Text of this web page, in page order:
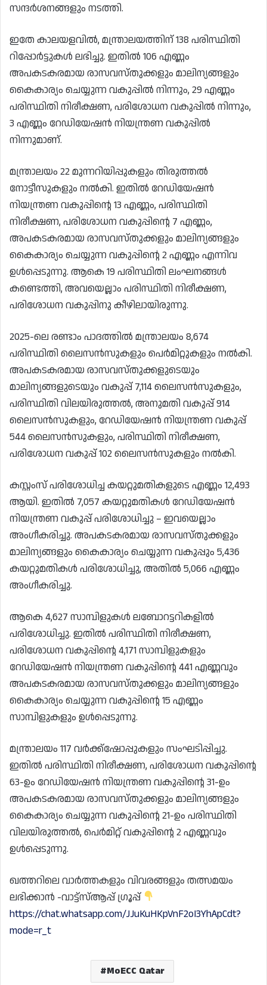
സന്ദർശനങ്ങളും നടത്തി.
ഇതേ കാലയളവിൽ, മന്ത്രാലയത്തിന് 138 പരിസ്ഥിതി
റിപ്പോർട്ടുകൾ ലഭിച്ചു. ഇതിൽ 106 എണ്ണം
അപകടകരമായ രാസവസ്തുക്കളും മാലിന്യങ്ങളും
കൈകാര്യം ചെയ്യുന്ന വകുപ്പിൽ നിന്നും, 29 എണ്ണം
പരിസ്ഥിതി നിരീക്ഷണ, പരിശോധന വകുപ്പിൽ നിന്നും,
3 എണ്ണം റേഡിയേഷൻ നിയന്ത്രണ വകുപ്പിൽ
നിന്നുമാണ്.
മന്ത്രാലയം 22 മുന്നറിയിപ്പുകളും തിരുത്തൽ
നോട്ടീസുകളും നൽകി. ഇതിൽ റേഡിയേഷൻ
നിയന്ത്രണ വകുപ്പിന്റെ 13 എണ്ണം, പരിസ്ഥിതി
നിരീക്ഷണ, പരിശോധന വകുപ്പിന്റെ 7 എണ്ണം,
അപകടകരമായ രാസവസ്തുക്കളും മാലിന്യങ്ങളും
കൈകാര്യം ചെയ്യുന്ന വകുപ്പിന്റെ 2 എണ്ണം എന്നിവ
ഉൾപ്പെടുന്നു. ആകെ 19 പരിസ്ഥിതി ലംഘനങ്ങൾ
കണ്ടെത്തി, അവയെല്ലാം പരിസ്ഥിതി നിരീക്ഷണ,
പരിശോധന വകുപ്പിനു കീഴിലായിരുന്നു.
2025-ലെ രണ്ടാം പാദത്തിൽ മന്ത്രാലയം 8,674
പരിസ്ഥിതി ലൈസൻസുകളും പെർമിറ്റുകളും നൽകി.
അപകടകരമായ രാസവസ്തുക്കളുടെയും
മാലിന്യങ്ങളുടെയും വകുപ്പ് 7,114 ലൈസൻസുകളും,
പരിസ്ഥിതി വിലയിരുത്തൽ, അനുമതി വകുപ്പ് 914
ലൈസൻസുകളും, റേഡിയേഷൻ നിയന്ത്രണ വകുപ്പ്
544 ലൈസൻസുകളും, പരിസ്ഥിതി നിരീക്ഷണ,
പരിശോധന വകുപ്പ് 102 ലൈസൻസുകളും നൽകി.
കസ്റ്റംസ് പരിശോധിച്ച കയറ്റുമതികളുടെ എണ്ണം 12,493
ആയി. ഇതിൽ 7,057 കയറ്റുമതികൾ റേഡിയേഷൻ
നിയന്ത്രണ വകുപ്പ് പരിശോധിച്ചു – ഇവയെല്ലാം
അംഗീകരിച്ചു. അപകടകരമായ രാസവസ്തുക്കളും
മാലിന്യങ്ങളും കൈകാര്യം ചെയ്യുന്ന വകുപ്പും 5,436
കയറ്റുമതികൾ പരിശോധിച്ചു, അതിൽ 5,066 എണ്ണം
അംഗീകരിച്ചു.
ആകെ 4,627 സാമ്പിളുകൾ ലബോറട്ടറികളിൽ
പരിശോധിച്ചു. ഇതിൽ പരിസ്ഥിതി നിരീക്ഷണ,
പരിശോധന വകുപ്പിന്റെ 4,171 സാമ്പിളുകളും
റേഡിയേഷൻ നിയന്ത്രണ വകുപ്പിന്റെ 441 എണ്ണവും
അപകടകരമായ രാസവസ്തുക്കളും മാലിന്യങ്ങളും
കൈകാര്യം ചെയ്യുന്ന വകുപ്പിന്റെ 15 എണ്ണം
സാമ്പിളുകളും ഉൾപ്പെടുന്നു.
മന്ത്രാലയം 117 വർക്ക്ഷോപ്പുകളും സംഘടിപ്പിച്ചു.
ഇതിൽ പരിസ്ഥിതി നിരീക്ഷണ, പരിശോധന വകുപ്പിന്റെ
63-ഉം റേഡിയേഷൻ നിയന്ത്രണ വകുപ്പിന്റെ 31-ഉം
അപകടകരമായ രാസവസ്തുക്കളും മാലിന്യങ്ങളും
കൈകാര്യം ചെയ്യുന്ന വകുപ്പിന്റെ 21-ഉം പരിസ്ഥിതി
വിലയിരുത്തൽ, പെർമിറ്റ് വകുപ്പിന്റെ 2 എണ്ണവും
ഉൾപ്പെടുന്നു.
ഖത്തറിലെ വാർത്തകളും വിവരങ്ങളും തത്സമയം
ലഭിക്കാൻ -വാട്ട്സ്ആപ്പ് ഗ്രൂപ്പ്
https://chat.whatsapp.com/JJuKuHKpVnF2oI3YhApCdt?
mode=r_t
MoECC Qatar